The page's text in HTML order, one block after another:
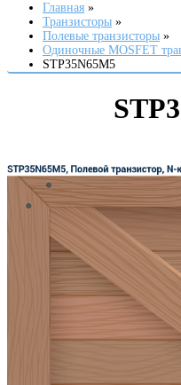
Главная
Транзисторы
Полевые транзисторы
Одиночные MOSFET
STP35N65M5